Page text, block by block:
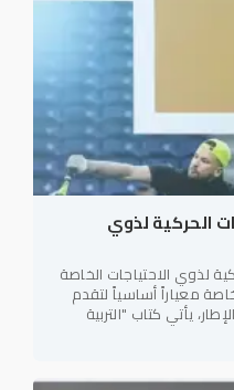
الحركية لذوي
لذوي الاحتياجات الخاصة
معياراً أساسياً لتقدم
يأتي كتاب "التربية